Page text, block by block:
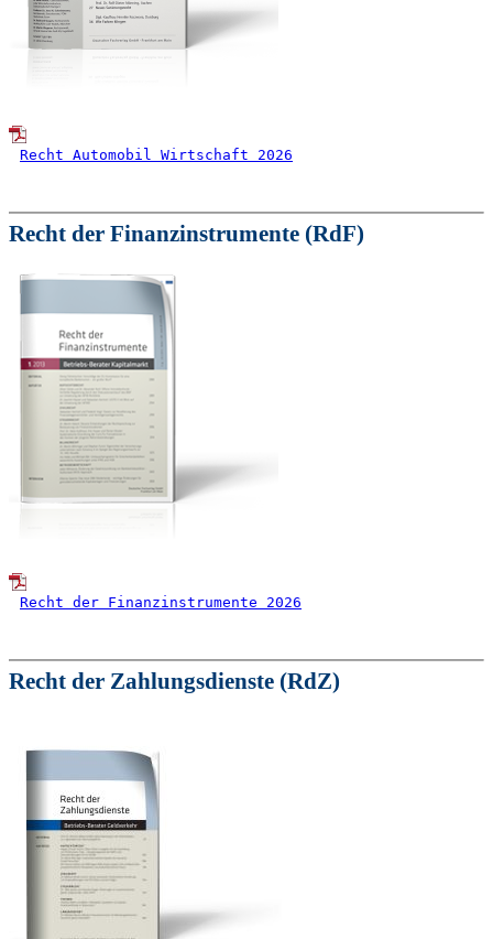
Recht Automobil Wirtschaft 2026
Recht der Finanzinstrumente (RdF)
Recht der Finanzinstrumente 2026
Recht der Zahlungsdienste (RdZ)